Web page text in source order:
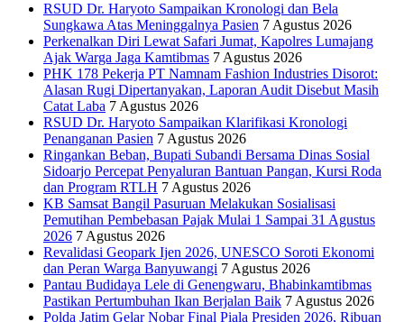
RSUD Dr. Haryoto Sampaikan Kronologi dan Bela
Sungkawa Atas Meninggalnya Pasien 7 Agustus 2026
Perkenalkan Diri Lewat Safari Jumat, Kapolres Lumajang
Ajak Warga Jaga Kamtibmas 7 Agustus 2026
PHK 178 Pekerja PT Namnam Fashion Industries Disorot:
Alasan Rugi Dipertanyakan, Laporan Audit Disebut Masih
Catat Laba 7 Agustus 2026
RSUD Dr. Haryoto Sampaikan Klarifikasi Kronologi
Penanganan Pasien 7 Agustus 2026
Ringankan Beban, Bupati Subandi Bersama Dinas Sosial
Sidoarjo Percepat Penyaluran Bantuan Pangan, Kursi Roda
dan Program RTLH 7 Agustus 2026
KB Samsat Bangil Pasuruan Melakukan Sosialisasi
Pemutihan Pembebasan Pajak Mulai 1 Sampai 31 Agustus
2026 7 Agustus 2026
Revalidasi Geopark Ijen 2026, UNESCO Soroti Ekonomi
dan Peran Warga Banyuwangi 7 Agustus 2026
Pantau Budidaya Lele di Genengwaru, Bhabinkamtibmas
Pastikan Pertumbuhan Ikan Berjalan Baik 7 Agustus 2026
Polda Jatim Gelar Nobar Final Piala Presiden 2026, Ribuan